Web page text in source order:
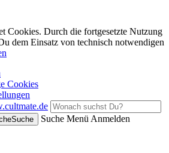
Cookies. Durch die fortgesetzte Nutzung
dem Einsatz von technisch notwendigen
Cookies
Suche Suche Menü Anmelden